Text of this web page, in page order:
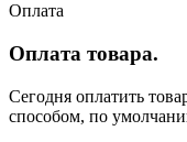
Оплата
Оплата товара.
Сегодня оплатить
способом, по